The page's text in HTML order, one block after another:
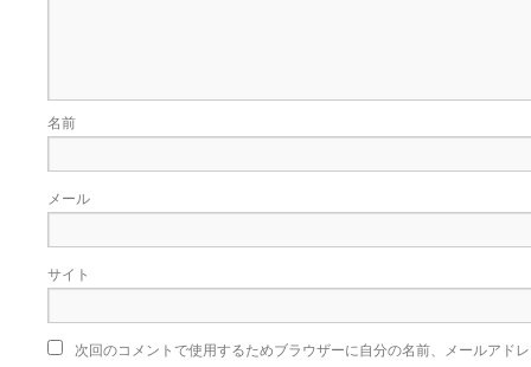
名前
メール
サイト
次回のコメントで使用するためブラウザーに自分の名前、メールアド